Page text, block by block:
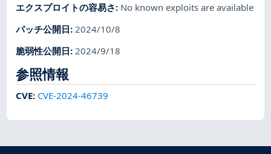
エクスプロイトの容易さ: No known exploits are available
パッチ公開日:2024/10/8
脆弱性公開日:2024/9/18
参照情報
CVE: CVE-2024-46739